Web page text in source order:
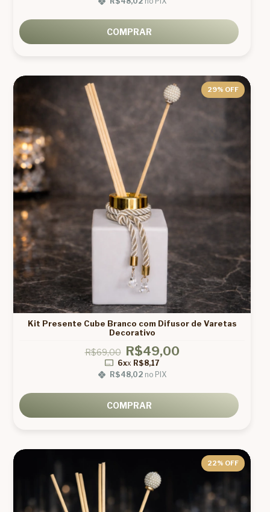
COMPRAR
29% OFF
Kit Presente Cube Branco com Difusor de Varetas
Decorativo
R$69,00 R$49,00
6xx R$8,17
R$48,02no PIX
COMPRAR
22% OFF